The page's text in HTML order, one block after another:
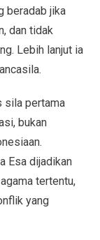
beradab jika
dan tidak
Lebih lanjut ia
sila pertama
bukan
Esa dijadikan
tertentu,
yang